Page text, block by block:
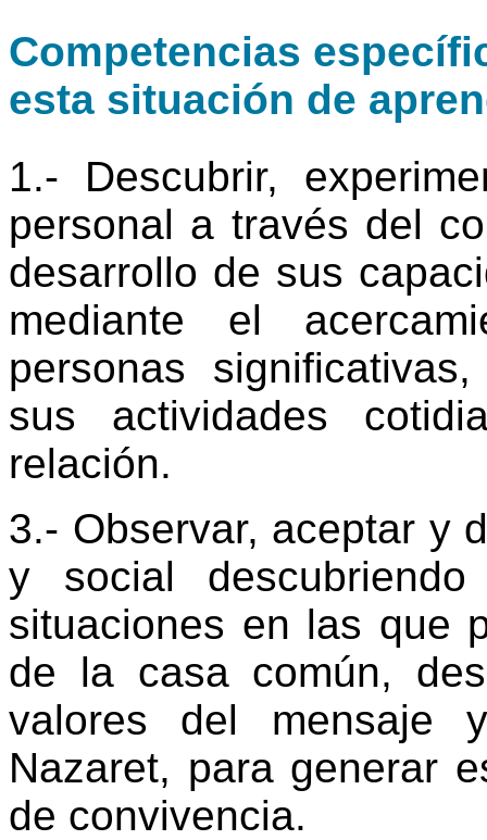
Competencias
esta situación de
1.- Descubrir,
personal a través del
desarrollo de sus
mediante el
personas
sus actividades
relación.
3.- Observar, aceptar y
y social
situaciones en las que
de la casa común,
valores del mensaje
Nazaret, para generar
de convivencia.